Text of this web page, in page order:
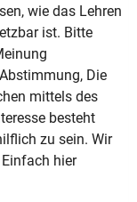
wie das Lehren
ist. Bitte
Die
mittels des
besteht
zu sein. Wir
hier